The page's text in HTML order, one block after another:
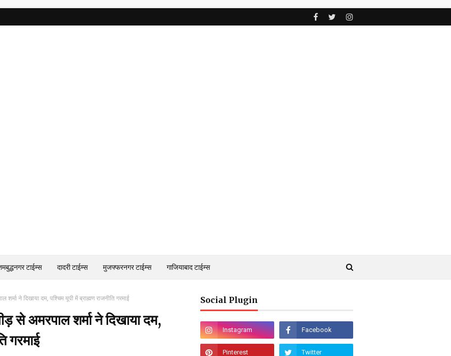
टाईम्स दादरी टाईम्स मुजफ्फरनगर टाईम्स गाजियाबाद टाईम्स
ने दिखाया दम, पश्चिम यूपी में ब्राह्मण राजनीति गरमाई
से अमरपाल शर्मा ने दिखाया दम,
गरमाई
Social Plugin